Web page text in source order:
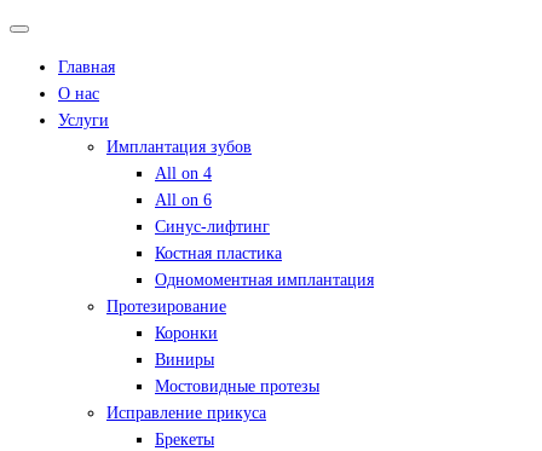
Главная
О нас
Услуги
Имплантация зубов
All on 4
All on 6
Синус-лифтинг
Костная пластика
Одномоментная имплантация
Протезирование
Коронки
Виниры
Мостовидные протезы
Исправление прикуса
Брекеты